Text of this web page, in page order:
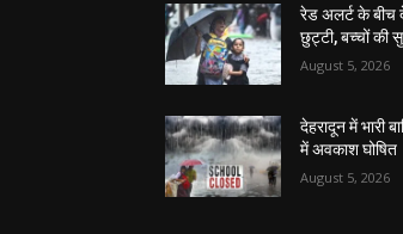
रेड अलर्ट के बीच
छुट्टी, बच्चों की
August 5, 2026
देहरादून में
में अवकाश घोषित
August 5, 2026